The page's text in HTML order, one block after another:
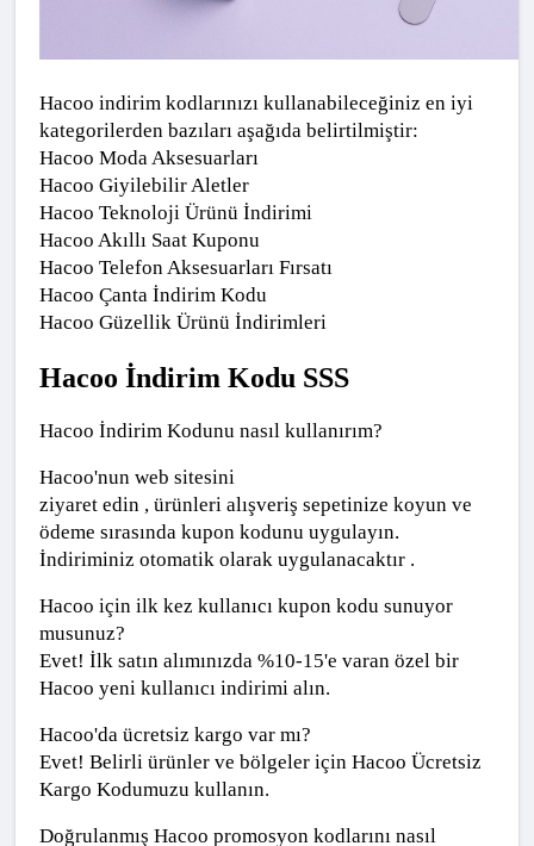
Hacoo indirim kodlarınızı kullanabileceğiniz en iyi
kategorilerden bazıları aşağıda belirtilmiştir:
Hacoo Moda Aksesuarları
Hacoo Giyilebilir Aletler
Hacoo Teknoloji Ürünü İndirimi
Hacoo Akıllı Saat Kuponu
Hacoo Telefon Aksesuarları Fırsatı
Hacoo Çanta İndirim Kodu
Hacoo Güzellik Ürünü İndirimleri
Hacoo İndirim Kodu SSS
Hacoo İndirim Kodunu nasıl kullanırım?
Hacoo'nun web sitesini
ziyaret edin , ürünleri alışveriş sepetinize koyun ve
ödeme sırasında kupon kodunu uygulayın.
İndiriminiz otomatik olarak uygulanacaktır .
Hacoo için ilk kez kullanıcı kupon kodu sunuyor
musunuz?
Evet! İlk satın alımınızda %10-15'e varan özel bir
Hacoo yeni kullanıcı indirimi alın.
Hacoo'da ücretsiz kargo var mı?
Evet! Belirli ürünler ve bölgeler için Hacoo Ücretsiz
Kargo Kodumuzu kullanın.
Doğrulanmış Hacoo promosyon kodlarını nasıl